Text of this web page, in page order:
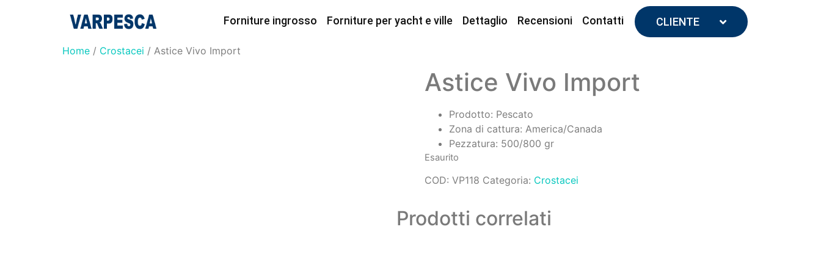
Forniture ingrosso Forniture per yacht e ville Dettaglio Recensioni Contatti CLIENTE
Home / Crostacei / Astice Vivo Import
Astice Vivo Import
Prodotto: Pescato
Zona di cattura: America/Canada
Pezzatura: 500/800 gr
Esaurito
COD: VP118 Categoria: Crostacei
Prodotti correlati